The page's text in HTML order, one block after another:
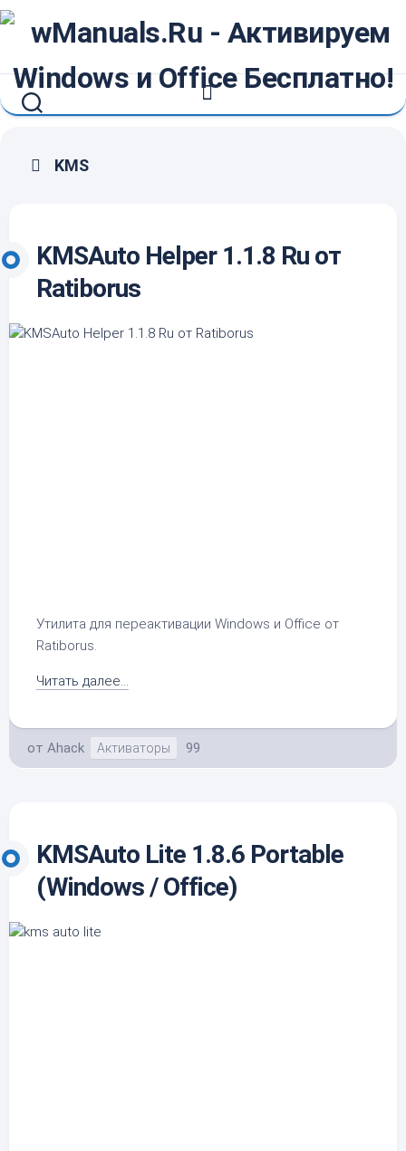
Перейти
к
KMS
KMSAuto Helper 1.1.8 Ru от
Ratiborus
Утилита для переактивации Windows и Office от
Ratiborus.
Читать далее...
от Ahack Активаторы 99
KMSAuto Lite 1.8.6 Portable
(Windows / Office)